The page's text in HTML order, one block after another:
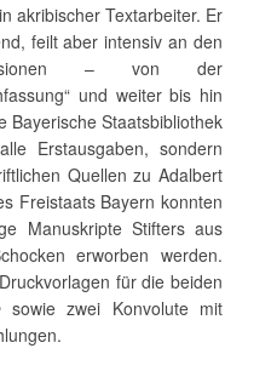
akribischer Textarbeiter. Er
feilt aber intensiv an den
– von der
und weiter bis hin
Bayerische Staatsbibliothek
Erstausgaben, sondern
Quellen zu Adalbert
Freistaats Bayern konnten
Manuskripte Stifters aus
erworben werden.
für die beiden
sowie zwei Konvolute mit